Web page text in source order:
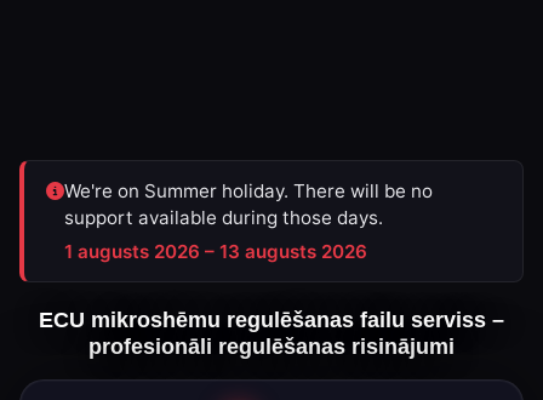
We're on Summer holiday. There will be no
support available during those days.
1 augusts 2026 – 13 augusts 2026
ECU mikroshēmu regulēšanas failu serviss –
profesionāli regulēšanas risinājumi